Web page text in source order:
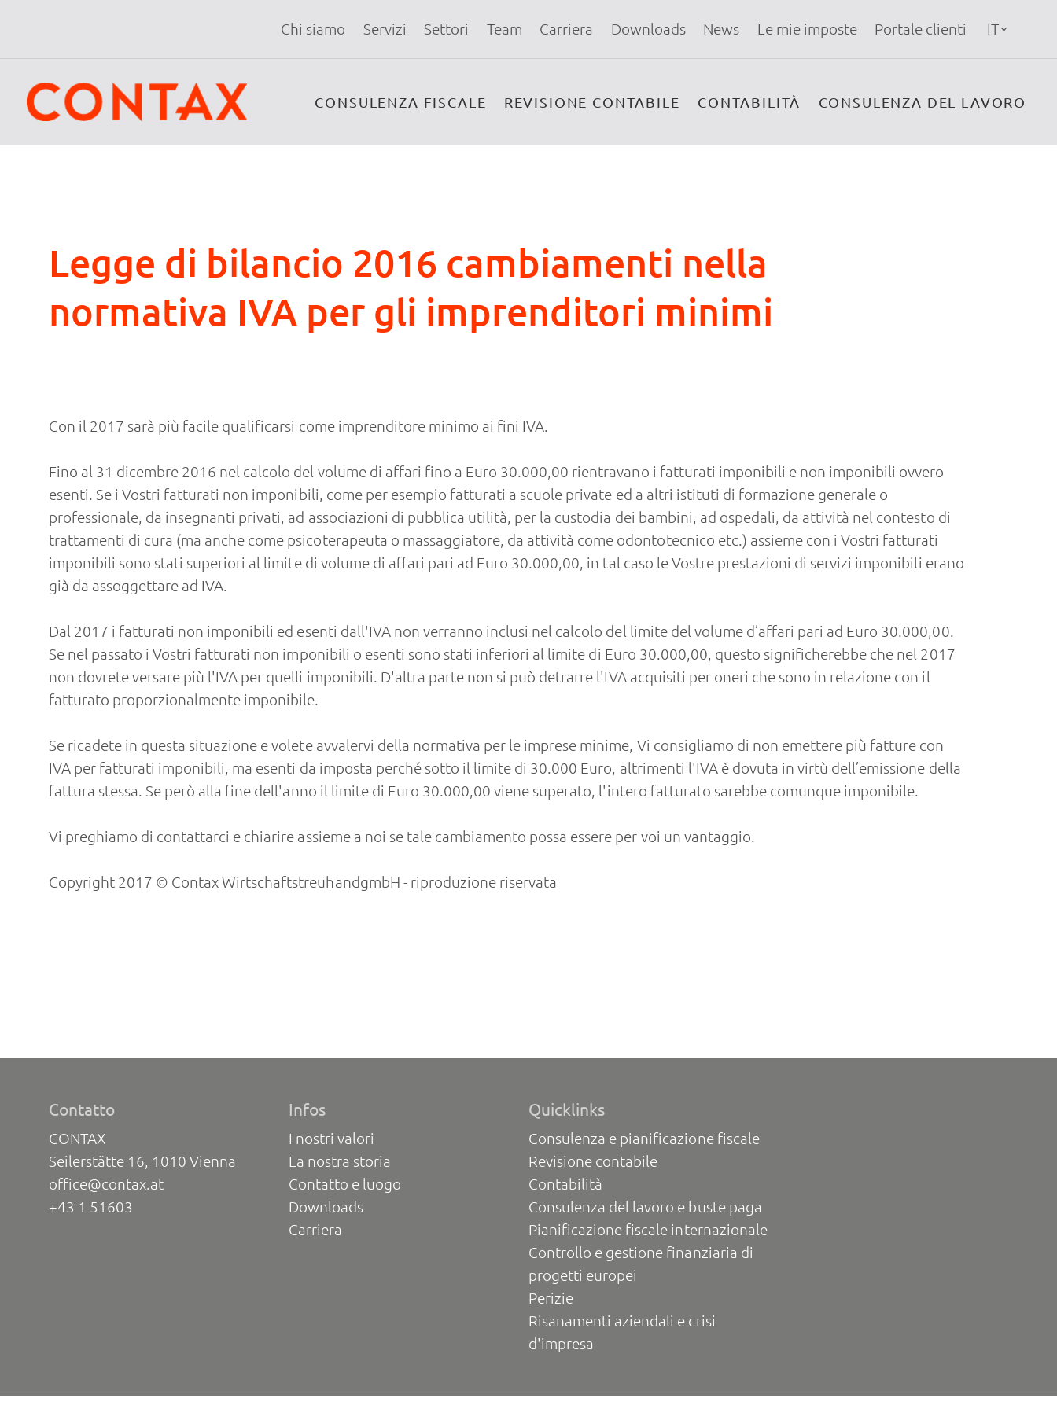
Chi siamo Servizi Settori Team Carriera Downloads News Le mie imposte Portale clienti IT
CONSULENZA FISCALE REVISIONE CONTABILE CONTABILITÀ CONSULENZA DEL LAVORO
Legge di bilancio 2016 cambiamenti nella
normativa IVA per gli imprenditori minimi
Con il 2017 sarà più facile qualificarsi come imprenditore minimo ai fini IVA.
Fino al 31 dicembre 2016 nel calcolo del volume di affari fino a Euro 30.000,00 rientravano i fatturati imponibili e non imponibili ovvero
esenti. Se i Vostri fatturati non imponibili, come per esempio fatturati a scuole private ed a altri istituti di formazione generale o
professionale, da insegnanti privati, ad associazioni di pubblica utilità, per la custodia dei bambini, ad ospedali, da attività nel contesto di
trattamenti di cura (ma anche come psicoterapeuta o massaggiatore, da attività come odontotecnico etc.) assieme con i Vostri fatturati
imponibili sono stati superiori al limite di volume di affari pari ad Euro 30.000,00, in tal caso le Vostre prestazioni di servizi imponibili erano
già da assoggettare ad IVA.
Dal 2017 i fatturati non imponibili ed esenti dall'IVA non verranno inclusi nel calcolo del limite del volume d’affari pari ad Euro 30.000,00.
Se nel passato i Vostri fatturati non imponibili o esenti sono stati inferiori al limite di Euro 30.000,00, questo significherebbe che nel 2017
non dovrete versare più l'IVA per quelli imponibili. D'altra parte non si può detrarre l'IVA acquisiti per oneri che sono in relazione con il
fatturato proporzionalmente imponibile.
Se ricadete in questa situazione e volete avvalervi della normativa per le imprese minime, Vi consigliamo di non emettere più fatture con
IVA per fatturati imponibili, ma esenti da imposta perché sotto il limite di 30.000 Euro, altrimenti l'IVA è dovuta in virtù dell’emissione della
fattura stessa. Se però alla fine dell'anno il limite di Euro 30.000,00 viene superato, l'intero fatturato sarebbe comunque imponibile.
Vi preghiamo di contattarci e chiarire assieme a noi se tale cambiamento possa essere per voi un vantaggio.
Copyright 2017 © Contax WirtschaftstreuhandgmbH - riproduzione riservata
Contatto
CONTAX
Seilerstätte 16, 1010 Vienna
office@contax.at
+43 1 51603
Infos
I nostri valori
La nostra storia
Contatto e luogo
Downloads
Carriera
Quicklinks
Consulenza e pianificazione fiscale
Revisione contabile
Contabilità
Consulenza del lavoro e buste paga
Pianificazione fiscale internazionale
Controllo e gestione finanziaria di
progetti europei
Perizie
Risanamenti aziendali e crisi
d'impresa